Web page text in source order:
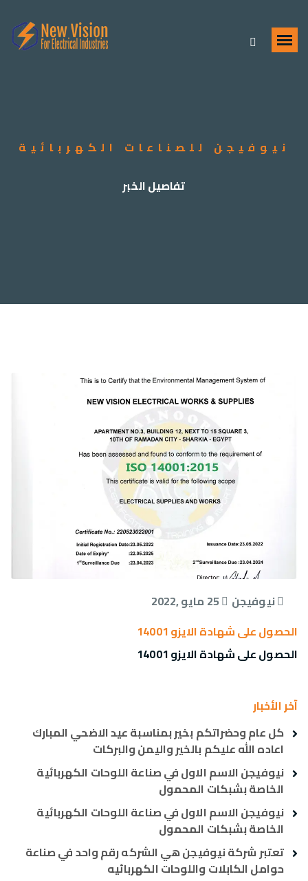
نيوفيجن للصناعات الكهربائية
تفاصيل الخبر
نيوفيجن
الحصول على شهادة الايزو 14001
الحصول على شهادة الايزو 14001
آخر الأخبار
كل عام وحضراتكم بخير بمناسبة عيد الاضحي المبارك
اعاده الله عليكم بالخير واليمن والبركات
نيوفيجن الاسم الاول في صناعة اللوحات الكهربائية
الخاصة بشبكات المحمول
نيوفيجن الاسم الاول في صناعة اللوحات الكهربائية
الخاصة بشبكات المحمول
تعتبر شركة نيوفيجن هي الشركه رقم واحد في صناعة
حوامل الكابلات واللوحات الكهربائيه